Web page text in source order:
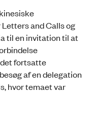
and Calls og
til en invitation til at
fortsatte
af en delegation
hvor temaet var